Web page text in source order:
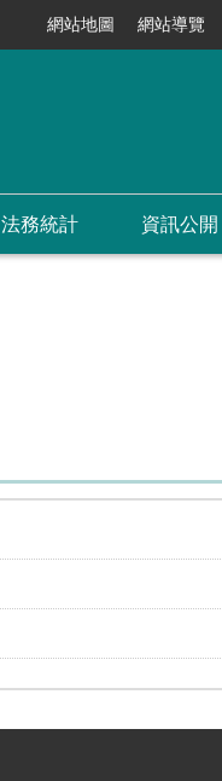
網站地圖 網站導覽
法務統計 資訊公開